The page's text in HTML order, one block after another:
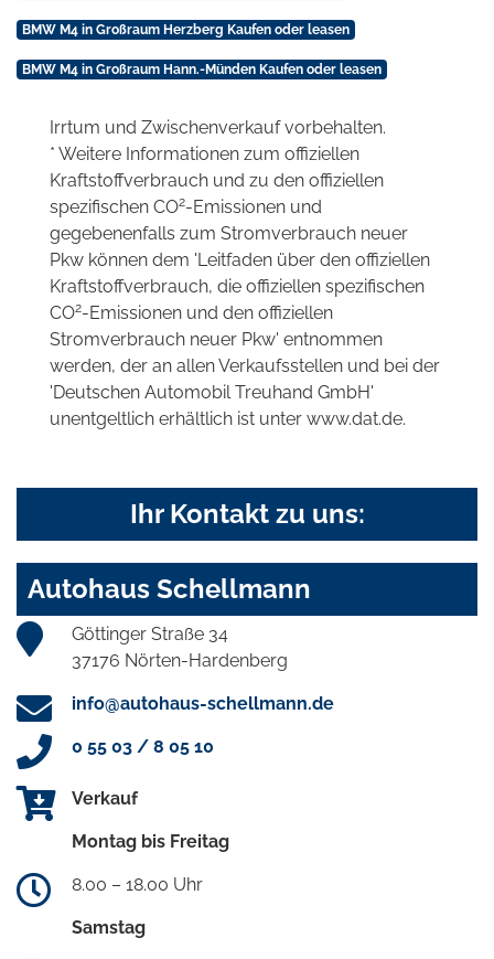
BMW M4 in Großraum Herzberg Kaufen oder leasen
BMW M4 in Großraum Hann.-Münden Kaufen oder leasen
Irrtum und Zwischenverkauf vorbehalten.
* Weitere Informationen zum offiziellen
Kraftstoffverbrauch und zu den offiziellen
spezifischen CO2-Emissionen und
gegebenenfalls zum Stromverbrauch neuer
Pkw können dem 'Leitfaden über den offiziellen
Kraftstoffverbrauch, die offiziellen spezifischen
CO2-Emissionen und den offiziellen
Stromverbrauch neuer Pkw' entnommen
werden, der an allen Verkaufsstellen und bei der
'Deutschen Automobil Treuhand GmbH'
unentgeltlich erhältlich ist unter www.dat.de.
Ihr Kontakt zu uns:
Autohaus Schellmann
Göttinger Straße 34
37176 Nörten-Hardenberg
info@autohaus-schellmann.de
0 55 03 / 8 05 10
Verkauf
Montag bis Freitag
8.00 – 18.00 Uhr
Samstag